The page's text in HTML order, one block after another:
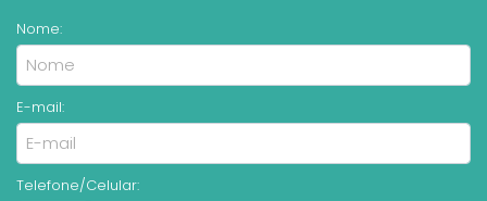
Nome:
E-mail:
Telefone/Celular: